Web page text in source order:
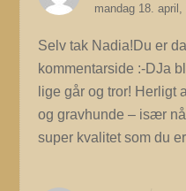
mandag 18. april,
Selv tak Nadia!Du er
kommentarside :-DJa
lige går og tror! Herligt
og gravhunde – især
super kvalitet som du